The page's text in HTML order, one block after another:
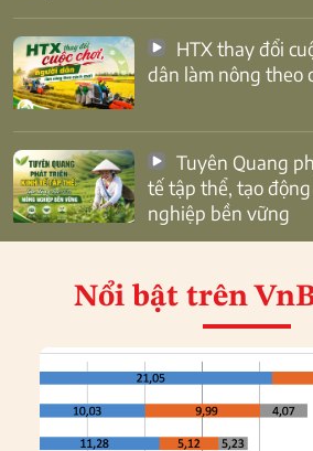
dân làm nông theo
tế tập thể, tạo
nghiệp bền vững
Nổi bật trên